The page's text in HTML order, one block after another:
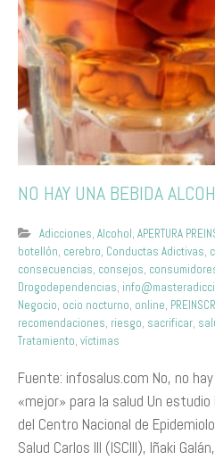
NO HAY UNA BEBIDA
Adicciones, Alcohol, APERTURA
botellón, cerebro, Conductas Adictivas,
consecuencias, consejos,
Drogodependencias,
Negocio, ocio nocturno, online,
recomendaciones, riesgo, sacrificar,
Tratamiento, víctimas
Fuente: infosalus.com No, no
«mejor» para la salud Un
del Centro Nacional de
Salud Carlos III (ISCIII), Iñaki